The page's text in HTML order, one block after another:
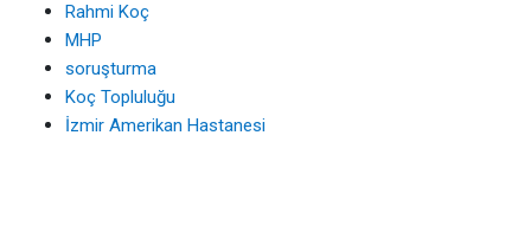
Rahmi Koç
MHP
soruşturma
Koç Topluluğu
İzmir Amerikan Hastanesi